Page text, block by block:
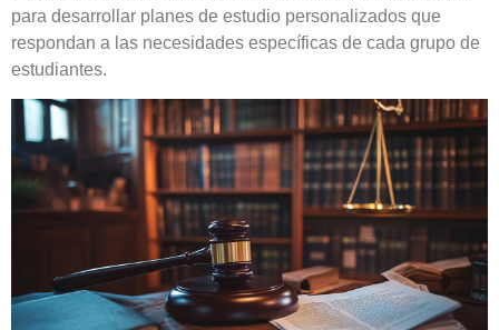
para desarrollar planes de estudio personalizados que
respondan a las necesidades específicas de cada grupo de
estudiantes.